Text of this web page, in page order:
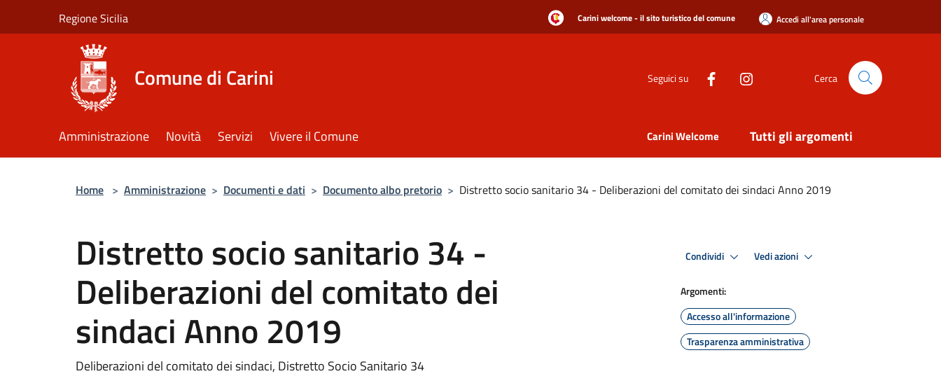
Regione Sicilia Carini welcome - il sito turistico del comune Accedi all'area personale
Comune di Carini Seguici su Cerca
Amministrazione Novità Servizi Vivere il Comune Carini Welcome Tutti gli argomenti
Home > Amministrazione > Documenti e dati > Documento albo pretorio > Distretto socio sanitario 34 - Deliberazioni del comitato dei sindaci Anno 2019
Distretto socio sanitario 34 -
Deliberazioni del comitato dei
sindaci Anno 2019
Deliberazioni del comitato dei sindaci, Distretto Socio Sanitario 34
Condividi Vedi azioni
Argomenti:
Accesso all'informazione
Trasparenza amministrativa